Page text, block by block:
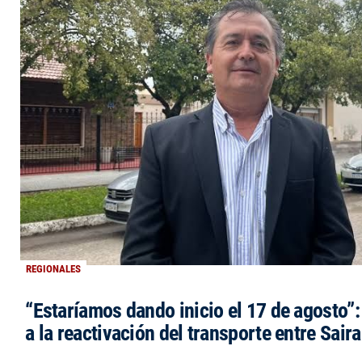
REGIONALES
“Estaríamos dando inicio el 17 de
a la reactivación del transporte entre